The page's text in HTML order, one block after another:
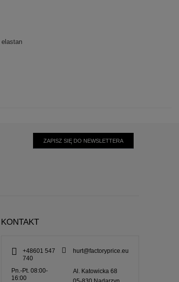
elastan
ZAPISZ SIĘ DO NEWSLETTERA
KONTAKT
+48601 547
740
hurt@factoryprice.eu
Pn.-Pt. 08:00-
16:00
Al. Katowicka 68